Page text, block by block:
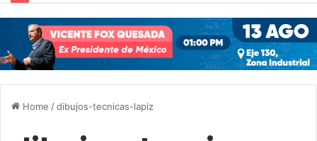
Home /dibujos-tecnicas-lapiz